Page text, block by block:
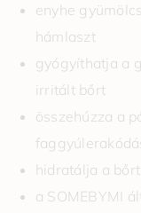
enyhe
hámlaszt
gyógyíthatja a
irritált bőrt
összehúzza a
hidratálja a
a SOMEBYMI